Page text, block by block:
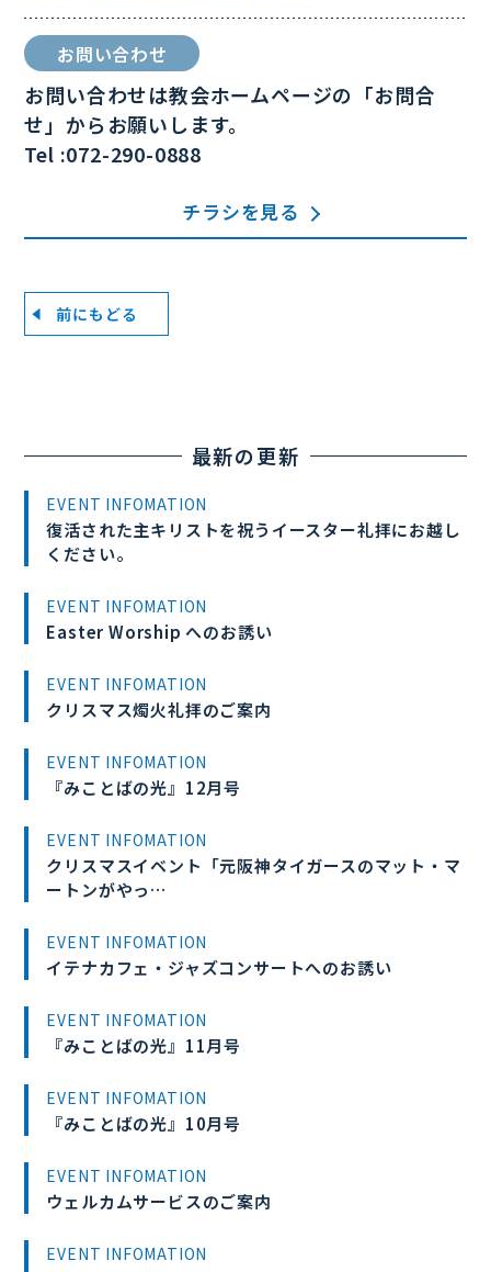
お問い合わせ
お問い合わせは教会ホームページの「お問合
せ」からお願いします。
Tel :072-290-0888
チラシを見る
前にもどる
最新の更新
EVENT INFOMATION
復活された主キリストを祝うイースター礼拝にお越し
ください。
EVENT INFOMATION
Easter Worship へのお誘い
EVENT INFOMATION
クリスマス燭火礼拝のご案内
EVENT INFOMATION
『みことばの光』12月号
EVENT INFOMATION
クリスマスイベント「元阪神タイガースのマット・マ
ートンがやっ…
EVENT INFOMATION
イテナカフェ・ジャズコンサートへのお誘い
EVENT INFOMATION
『みことばの光』11月号
EVENT INFOMATION
『みことばの光』10月号
EVENT INFOMATION
ウェルカムサービスのご案内
EVENT INFOMATION